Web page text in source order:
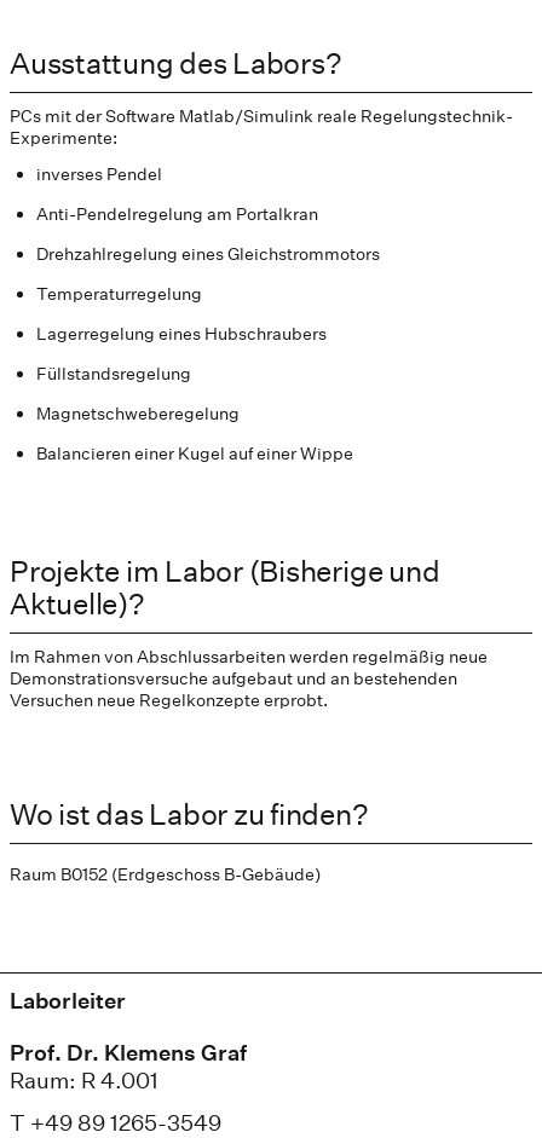
Ausstattung des Labors?
PCs mit der Software Matlab/Simulink reale Regelungstechnik-
Experimente:
inverses Pendel
Anti-Pendelregelung am Portalkran
Drehzahlregelung eines Gleichstrommotors
Temperaturregelung
Lagerregelung eines Hubschraubers
Füllstandsregelung
Magnetschweberegelung
Balancieren einer Kugel auf einer Wippe
Projekte im Labor (Bisherige und
Aktuelle)?
Im Rahmen von Abschlussarbeiten werden regelmäßig neue
Demonstrationsversuche aufgebaut und an bestehenden
Versuchen neue Regelkonzepte erprobt.
Wo ist das Labor zu finden?
Raum B0152 (Erdgeschoss B-Gebäude)
Laborleiter
Prof. Dr. Klemens Graf
Raum: R 4.001
T +49 89 1265-3549